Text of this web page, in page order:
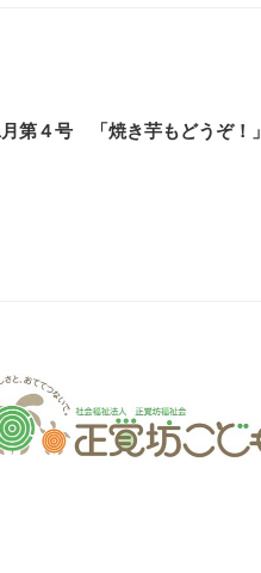
第４号 「焼き芋もどうぞ！」